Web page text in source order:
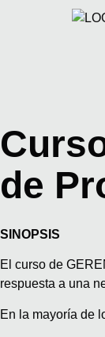
de
SINOPSIS
El curso de
respuesta a una
En la mayoría de